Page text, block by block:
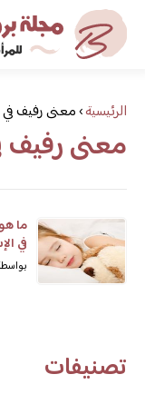
مجلةالرئيسية›معنى رفيف
معنى رفيف
ما
في
تصنيفات